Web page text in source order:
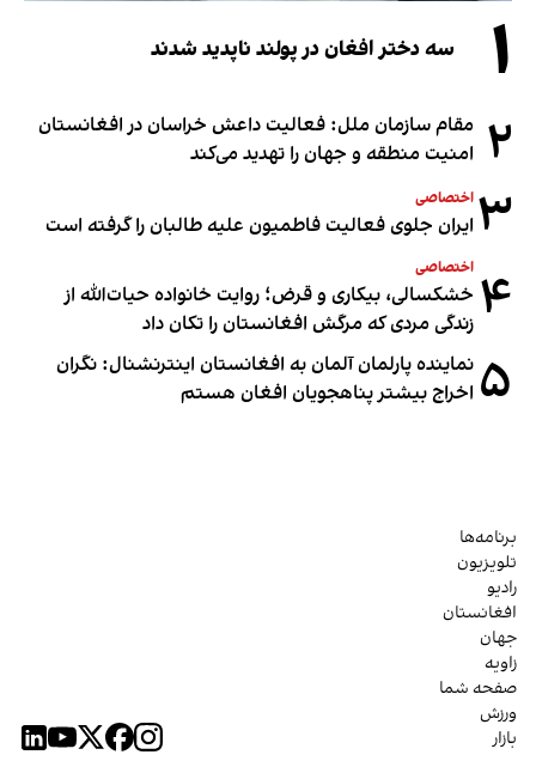
۱ سه دختر افغان در پولند ناپدید شدند
۲ مقام سازمان ملل: فعالیت داعش خراسان در افغانستان
امنیت منطقه و جهان را تهدید می‌کند
۳ اختصاصی
ایران جلوی فعالیت فاطمیون علیه طالبان را گرفته است
۴ اختصاصی
خشکسالی، بیکاری و قرض؛ روایت خانواده حیات‌الله از
زندگی مردی که مرگش افغانستان را تکان داد
۵ نماینده پارلمان آلمان به افغانستان اینترنشنال: نگران
اخراج بیشتر پناهجویان افغان هستم
برنامه‌ها
تلویزیون
رادیو
افغانستان
جهان
زاویه
صفحه شما
ورزش
بازار